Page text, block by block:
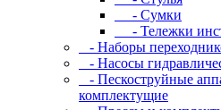
- Сумки
- Тележки
- Наборы
- Насосы
- Пескоструйные
комплектущие